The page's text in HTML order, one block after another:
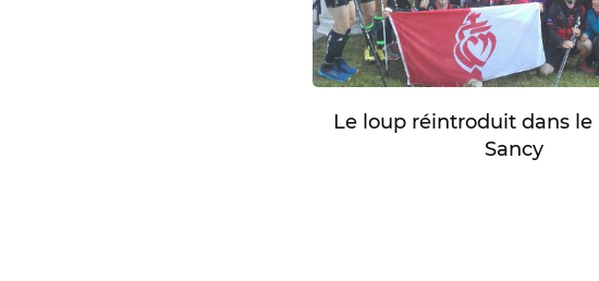
Le loup réintroduit dans le
Sancy